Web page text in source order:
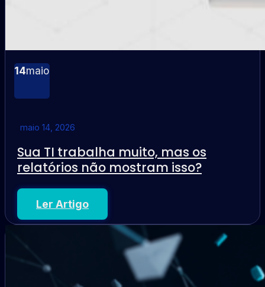
14maio
maio 14, 2026
Sua TI trabalha muito, mas os
relatórios não mostram isso?
Ler Artigo